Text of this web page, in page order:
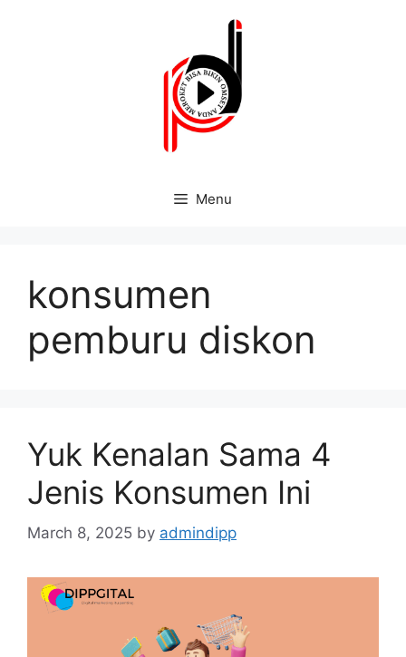
Menu
konsumen
pemburu diskon
Yuk Kenalan Sama 4
Jenis Konsumen Ini
March 8, 2025 by admindipp